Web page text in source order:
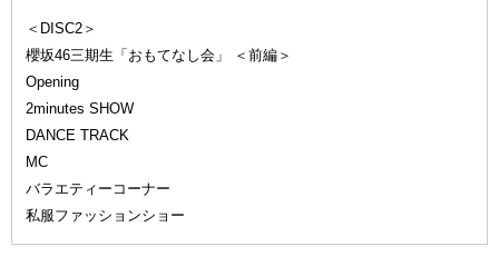
＜DISC2＞
櫻坂46三期生「おもてなし会」 ＜前編＞
Opening
2minutes SHOW
DANCE TRACK
MC
バラエティーコーナー
私服ファッションショー